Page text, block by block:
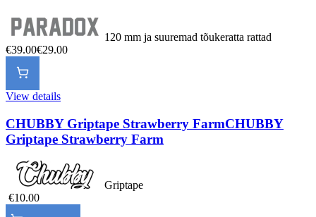
120 mm ja suuremad tõukeratta rattad
€39.00€29.00
View details
CHUBBY Griptape Strawberry FarmCHUBBY
Griptape Strawberry Farm
Griptape
€10.00